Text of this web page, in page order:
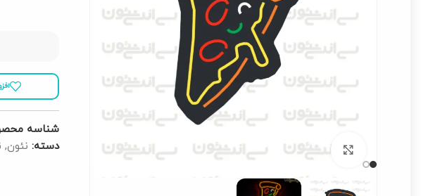
برای بزرگنمایی کلیک کنید
شناسه
دسته: نئون,